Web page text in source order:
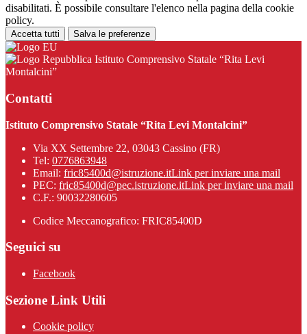
disabilitati. È possibile consultare l'elenco nella pagina della cookie
policy.
Accetta tutti Salva le preferenze
Istituto Comprensivo Statale “Rita Levi
Montalcini”
Contatti
Istituto Comprensivo Statale “Rita Levi Montalcini”
Via XX Settembre 22, 03043 Cassino (FR)
Tel: 0776863948
Email: fric85400d@istruzione.itLink per inviare una mail
PEC: fric85400d@pec.istruzione.itLink per inviare una mail
C.F.: 90032280605
Codice Meccanografico: FRIC85400D
Seguici su
Facebook
Sezione Link Utili
Cookie policy